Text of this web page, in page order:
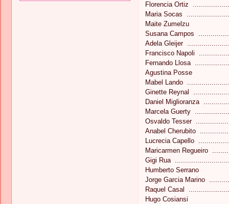
Florencia Ortiz
Maria Socas
Maite Zumelzu
Susana Campos
Adela Gleijer
Francisco Napoli
Fernando Llosa
Agustina Posse
Mabel Lando
Ginette Reynal
Daniel Miglioranza
Marcela Guerty
Osvaldo Tesser
Anabel Cherubito
Lucrecia Capello
Maricarmen Regueiro
Gigi Rua
Humberto Serrano
Jorge Garcia Marino
Raquel Casal
Hugo Cosiansi